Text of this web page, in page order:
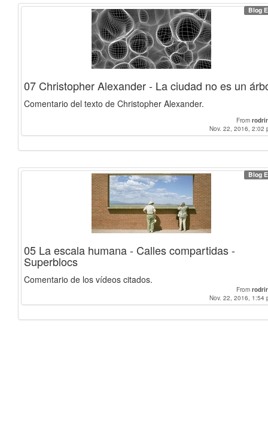
Blog
07 Christopher Alexander - La ciudad no es un
Comentario del texto de Christopher Alexander.
From
Nov. 22, 2016, 2:02
Blog
05 La escala humana - Calles compartidas -
Superblocs
Comentario de los vídeos citados.
From
Nov. 22, 2016, 1:54